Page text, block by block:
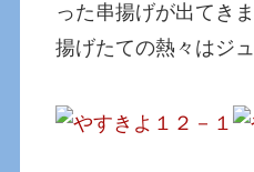
った串揚げが出てきま
揚げたての熱々はジ